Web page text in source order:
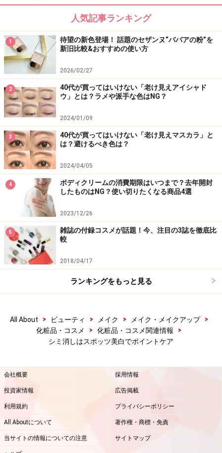
人気記事ランキング
1
待望の新色登場！ 話題のセザンヌ“ババアの粉”を
新旧比較&おすすめの使い方
2026/02/27
2
40代が買ってはいけない「老け見えアイシャド
ウ」とは？ラメや派手な色はNG？
2024/01/09
3
40代が買ってはいけない「老け見えマスカラ」と
は？避けるべき色は？
2024/04/05
4
ボディクリームの消費期限はいつまで？去年開封
したものはNG？使い切りたくなる商品4選
2023/12/26
5
雑誌の付録コスメが話題！今、注目の3誌を徹底比
較
2018/04/17
ランキングをもっと見る
All About > ビューティ > メイク > メイク・メイクアップ
>
化粧品・コスメ
> 化粧品・コスメ関連情報
>
シミ消しはスポッツ美白でポイントケア
会社概要 採用情報
投資家情報 広告掲載
利用規約 プライバシーポリシー
All Aboutについて 著作権・商標・免責
当サイトの情報についての注意 サイトマップ